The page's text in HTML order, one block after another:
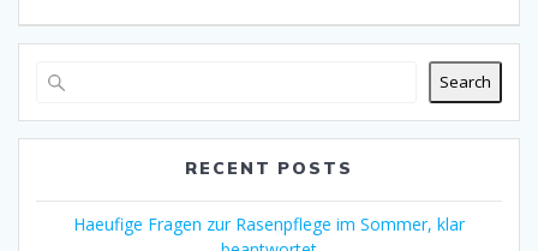
Search
RECENT POSTS
Haeufige Fragen zur Rasenpflege im Sommer, klar